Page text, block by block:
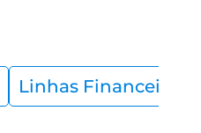
Linhas Financeiras